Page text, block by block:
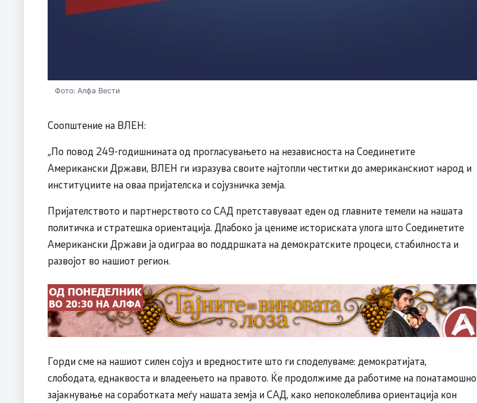
Фото: Алфа Вести
Соопштение на ВЛЕН:
„По повод 249-годишнината од прогласувањето на независноста на Соединетите
Американски Држави, ВЛЕН ги изразува своите најтопли честитки до американскиот народ и
институциите на оваа пријателска и сојузничка земја.
Пријателството и партнерството со САД претставуваат еден од главните темели на нашата
политичка и стратешка ориентација. Длабоко ја цениме историската улога што Соединетите
Американски Држави ја одиграа во поддршката на демократските процеси, стабилноста и
развојот во нашиот регион.
Горди сме на нашиот силен сојуз и вредностите што ги споделуваме: демократијата,
слободата, еднаквоста и владеењето на правото. Ќе продолжиме да работиме на понатамошно
зајакнување на соработката меѓу нашата земја и САД, како непоколеблива ориентација кон